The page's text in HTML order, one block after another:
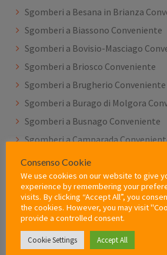
Sgomberi a Besana in Brianza
Sgomberi a Biassono Conveniente
Sgomberi a Bovisio-Masciago
Sgomberi a Briosco Conveniente
Sgomberi a Brugherio Conveniente
Sgomberi a Burago di Molgora
Sgomberi a Busnago Conveniente
Sgomberi a Camparada
Sgomberi a Caponago Conveniente
Sgomberi a Carate Brianza
Sgomberi a Carnate Conveniente
Sgomberi a Cavenago di Brianza
Sgomberi a Ceriano Laghetto
Sgomberi a Cesano Maderno
Consenso Cookie
We use cookies on our website to give
experience by remembering your
visits. By clicking “Accept All”, you
the cookies. However, you may visit
provide a controlled consent.
Cookie Settings Accept All